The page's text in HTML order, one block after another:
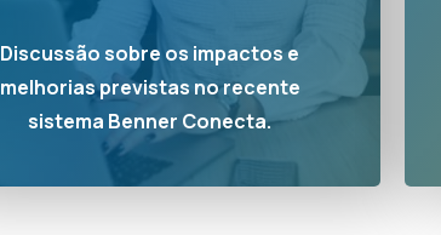
Discussão sobre os impactos e
melhorias previstas no recente
sistema Benner Conecta.